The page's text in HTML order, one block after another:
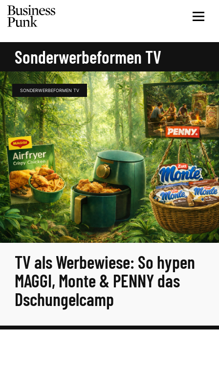
Sonderwerbeformen TV
SONDERWERBEFORMEN TV
TV als Werbewiese: So hypen
MAGGI, Monte & PENNY das
Dschungelcamp